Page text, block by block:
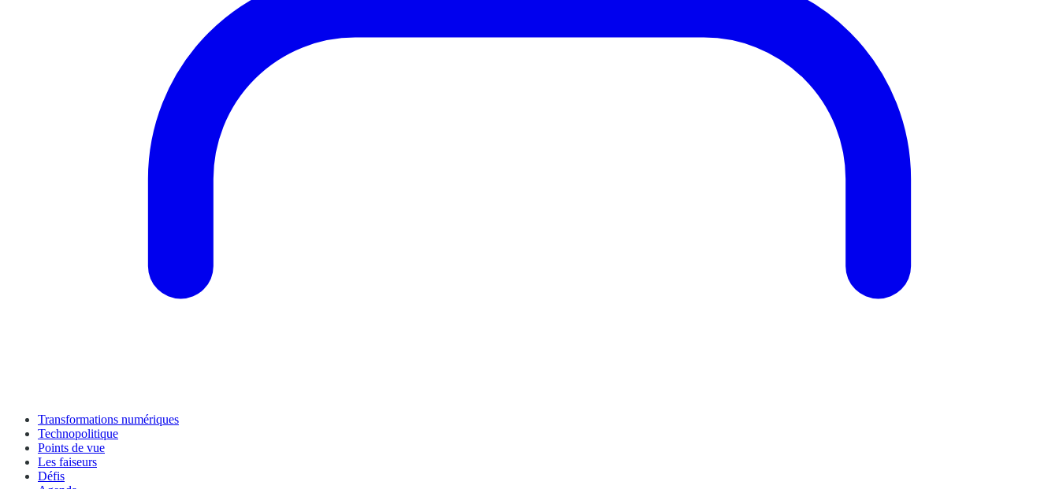
Transformations numériques
Technopolitique
Points de vue
Les faiseurs
Défis